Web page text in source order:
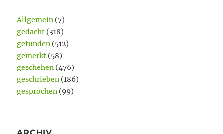
Allgemein (7)
gedacht (318)
gefunden (512)
gemerkt (58)
geschehen (476)
geschrieben (186)
gesprochen (99)